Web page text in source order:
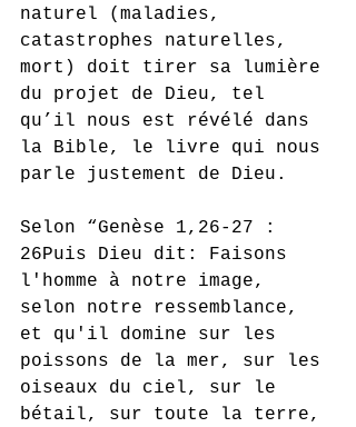
naturel (maladies,
catastrophes naturelles,
mort) doit tirer sa lumière
du projet de Dieu, tel
qu’il nous est révélé dans
la Bible, le livre qui nous
parle justement de Dieu.
Selon “Genèse 1,26-27 :
26Puis Dieu dit: Faisons
l'homme à notre image,
selon notre ressemblance,
et qu'il domine sur les
poissons de la mer, sur les
oiseaux du ciel, sur le
bétail, sur toute la terre,